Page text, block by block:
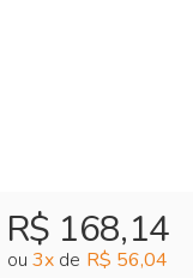
R$ 168,14
ou 3x de R$ 56,04